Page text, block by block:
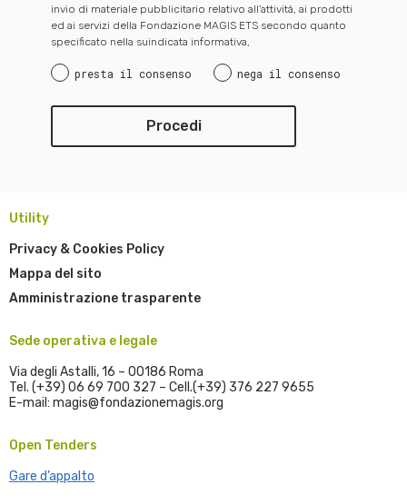
invio di materiale pubblicitario relativo all’attività, ai prodotti
ed ai servizi della Fondazione MAGIS ETS secondo quanto
specificato nella suindicata informativa,
presta il consenso nega il consenso
Utility
Privacy & Cookies Policy
Mappa del sito
Amministrazione trasparente
Sede operativa e legale
Via degli Astalli, 16 – 00186 Roma
Tel. (+39) 06 69 700 327 – Cell.(+39) 376 227 9655
E-mail: magis@fondazionemagis.org
Open Tenders
Gare d’appalto